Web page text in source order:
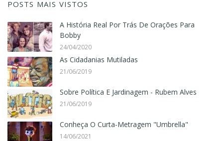
POSTS MAIS VISTOS
A História Real Por Trás De Orações Para
Bobby
24/04/2020
As Cidadanias Mutiladas
21/06/2019
Sobre Política E Jardinagem - Rubem Alves
21/06/2019
Conheça O Curta-Metragem "Umbrella"
14/06/2021